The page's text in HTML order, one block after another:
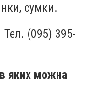
сумки.
Тел. (095) 395-
яких можна